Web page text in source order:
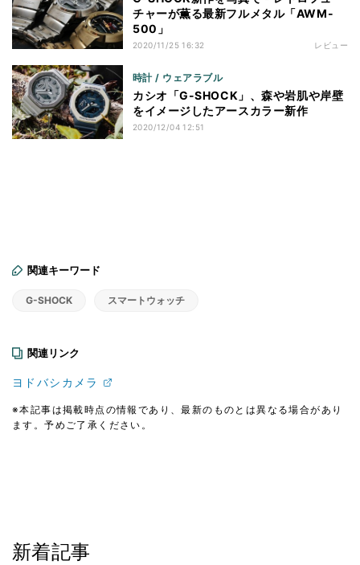
チャーが薫る最新フルメタル「AWM-
500」
2020/11/25 16:32 レビュー
時計 / ウェアラブル
カシオ「G-SHOCK」、森や岩肌や岸壁
をイメージしたアースカラー新作
2020/12/04 12:51
関連キーワード
G-SHOCK スマートウォッチ
関連リンク
ヨドバシカメラ
※本記事は掲載時点の情報であり、最新のものとは異なる場合があり
ます。予めご了承ください。
新着記事